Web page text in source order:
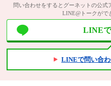
問い合わせをするとグーネットの公
LINE@トークがで
LINE
LINEで問い合わ